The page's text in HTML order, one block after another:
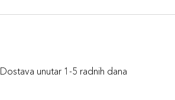
Dostava unutar 1-5 radnih dana